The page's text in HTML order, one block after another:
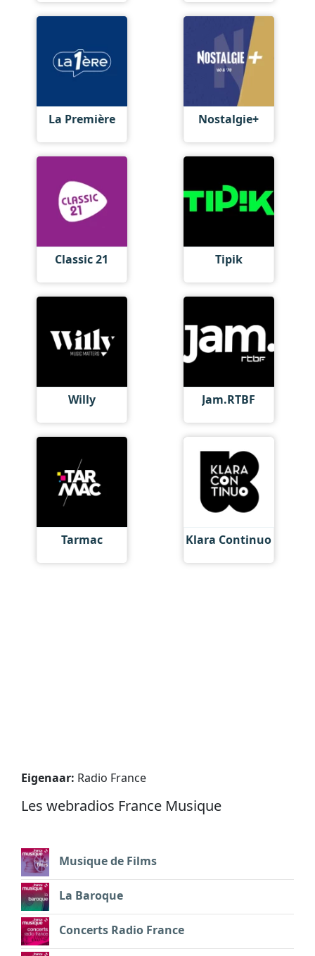
La Première Nostalgie+
Classic 21 Tipik
Willy Jam.RTBF
Tarmac Klara Continuo
Eigenaar: Radio France
Les webradios France Musique
Musique de Films
La Baroque
Concerts Radio France